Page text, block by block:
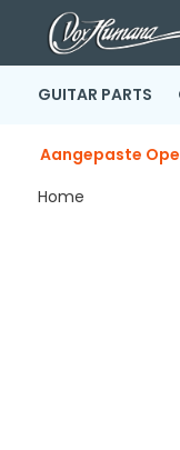
GUITAR PARTS
Aangepaste
Home